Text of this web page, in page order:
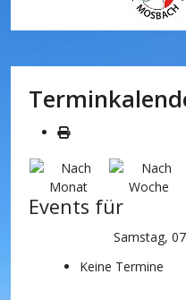
Events für
Samstag,
Keine Termine